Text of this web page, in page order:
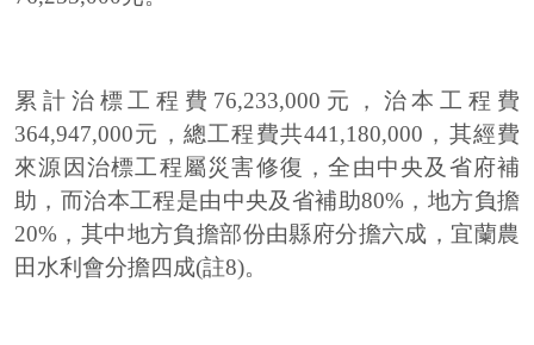
累計治標工程費76,233,000元，治本工程費
364,947,000元，總工程費共441,180,000，其經費
來源因治標工程屬災害修復，全由中央及省府補
助，而治本工程是由中央及省補助80%，地方負擔
20%，其中地方負擔部份由縣府分擔六成，宜蘭農
田水利會分擔四成(註8)。